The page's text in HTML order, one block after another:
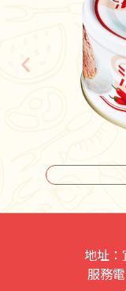
地址：
服務